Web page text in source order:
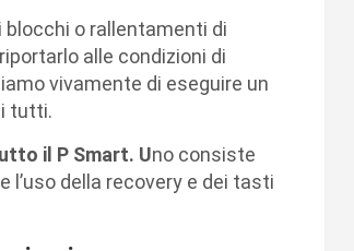
o rallentamenti di
alle condizioni di
vivamente di eseguire un
tutti.
il P Smart. Uno consiste
l’uso della recovery e dei tasti